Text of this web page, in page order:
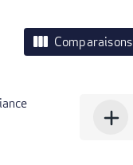
view_column Comparaisons
add